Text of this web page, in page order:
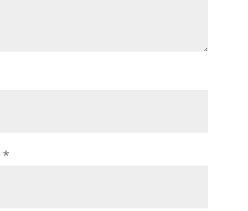
*